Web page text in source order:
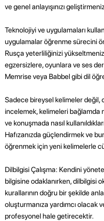
ve genel anlayışınızı
Teknolojiyi ve uygulamaları
uygulamalar öğrenme sürecini
Rusça yeterliliğinizi
egzersizlere, oyunlara ve ses
Memrise veya Babbel gibi dil
Sadece bireysel kelimeler
incelemek, kelimeleri bağlamda
ve konuşmada nasıl
Hafızanızda güçlendirmek ve
öğrenmek için yeni kelimelerle
Dilbilgisi Çalışma: Kendini
bilgisine odaklanırken, dilbilgisi
kurallarının doğru bir şekilde
oluşturmanıza yardımcı olacak
profesyonel hale getirecektir.